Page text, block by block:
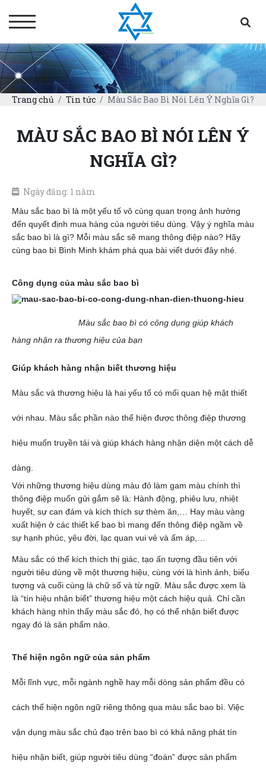
Trang chủ Tin tức Màu Sắc Bao Bì Nói Lên Ý Nghĩa Gì?
MÀU SẮC BAO BÌ NÓI LÊN Ý
NGHĨA GÌ?
Ngày đăng: 1 năm
Màu sắc bao bì là một yếu tố vô cùng quan trọng ảnh hưởng
đến quyết định mua hàng của người tiêu dùng. Vậy ý nghĩa màu
sắc bao bì là gì? Mỗi màu sắc sẽ mang thông điệp nào? Hãy
cùng bao bì Bình Minh khám phá qua bài viết dưới đây nhé.
Công dụng của màu sắc bao bì
Màu sắc bao bì có công dụng giúp khách
hàng nhận ra thương hiệu của bạn
Giúp khách hàng nhận biết thương hiệu
Màu sắc và thương hiệu là hai yếu tố có mối quan hệ mật thiết
với nhau. Màu sắc phần nào thể hiện được thông điệp thương
hiệu muốn truyền tải và giúp khách hàng nhận diện một cách dễ
dàng.
Với những thương hiệu dùng màu đỏ làm gam màu chính thì
thông điệp muốn gửi gắm sẽ là: Hành động, phiêu lưu, nhiệt
huyết, sự can đảm và kích thích sự thèm ăn,… Hay màu vàng
xuất hiện ở các thiết kế bao bì mang đến thông điệp ngầm về
sự hạnh phúc, yêu đời, lạc quan vui vẻ và ấm áp,…
Màu sắc có thể kích thích thị giác, tạo ấn tượng đầu tiên với
người tiêu dùng về một thương hiệu, cùng với là hình ảnh, biểu
tượng và cuối cùng là chữ số và từ ngữ. Màu sắc được xem là
là “tín hiệu nhận biết” thương hiệu một cách hiệu quả. Chỉ cần
khách hàng nhìn thấy màu sắc đó, họ có thể nhận biết được
ngay đó là sản phẩm nào.
Thể hiện ngôn ngữ của sản phẩm
Mỗi lĩnh vực, mỗi ngành nghề hay mỗi dòng sản phẩm đều có
cách thể hiện ngôn ngữ riêng thông qua màu sắc bao bì. Việc
vận dụng màu sắc chủ đạo trên bao bì có khả năng phát tín
hiệu nhận biết, giúp người tiêu dùng “đoán” được sản phẩm